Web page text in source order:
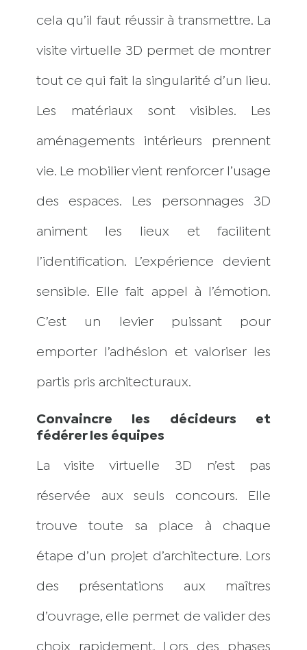
cela qu’il faut réussir à transmettre. La
visite virtuelle 3D permet de montrer
tout ce qui fait la singularité d’un lieu.
Les matériaux sont visibles. Les
aménagements intérieurs prennent
vie. Le mobilier vient renforcer l’usage
des espaces. Les personnages 3D
animent les lieux et facilitent
l’identification. L’expérience devient
sensible. Elle fait appel à l’émotion.
C’est un levier puissant pour
emporter l’adhésion et valoriser les
partis pris architecturaux.
Convaincre les décideurs et
fédérer les équipes
La visite virtuelle 3D n’est pas
réservée aux seuls concours. Elle
trouve toute sa place à chaque
étape d’un projet d’architecture. Lors
des présentations aux maîtres
d’ouvrage, elle permet de valider des
choix rapidement. Lors des phases